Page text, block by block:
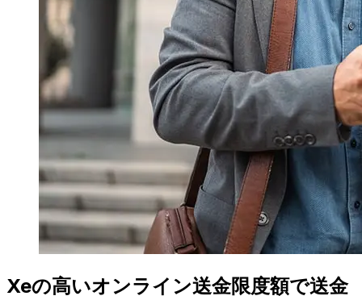
Xeの高いオンライン送金限度額で送金